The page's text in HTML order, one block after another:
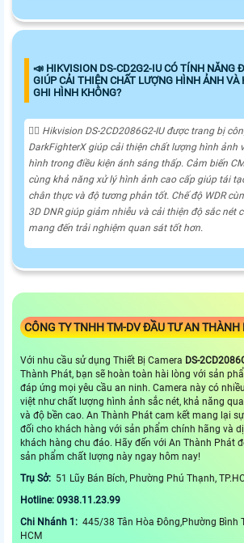
📣 HIKVISION DS-CD2G2-IU CÓ TÍNH NĂNG
GIÚP CẢI THIỆN CHẤT LƯỢNG HÌNH ẢNH VÀ
GHI HÌNH KHÔNG?
🙆‍♀️ Hikvision DS-2CD2086G2-IU được trang bị
DarkFighterX giúp cải thiện chất lượng hình ảnh
hình trong điều kiện ánh sáng thấp. Cảm biến
cùng khả năng xử lý hình ảnh cao cấp giúp tái
chân thực và độ tương phản tốt. Chế độ WDR
3D DNR giúp giảm nhiễu và cải thiện độ sắc nét
mang đến trải nghiệm quan sát tốt hơn.
CÔNG TY TNHH TM-DV ĐẦU TƯ AN
Với nhu cầu sử dụng Thiết Bị Camera DS-
Thành Phát, bạn sẽ hoàn toàn hài lòng với sản
đáp ứng mọi yêu cầu an ninh. Camera này có
việt như chất lượng hình ảnh sắc nét, khả năng
và độ bền cao. An Thành Phát cam kết mang lại
đối cho khách hàng với sản phẩm chính hãng và
khách hàng chu đáo. Hãy đến với An Thành Phát
sản phẩm chất lượng này ngay hôm nay!
Trụ Sở: 51 Lũy Bán Bích, Phường Phú Thạnh,
Hotline: 0938.11.23.99
Chi Nhánh 1: 445/38 Tân Hòa Đông,Phường Bình
HCM